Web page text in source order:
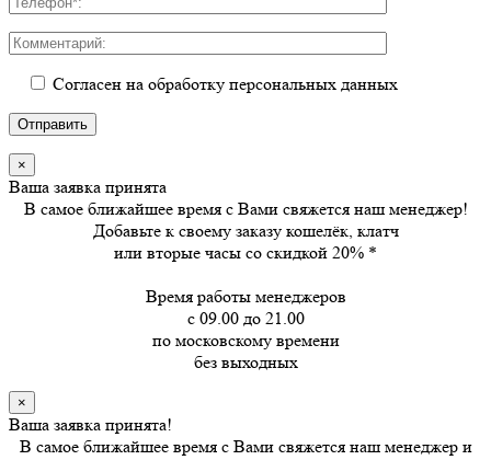
Согласен на обработку персональных данных
×
Ваша заявка принята
В самое ближайшее время с Вами свяжется наш менеджер!
Добавьте к своему заказу кошелёк, клатч
или вторые часы со скидкой 20% *
Время работы менеджеров
с 09.00 до 21.00
по московскому времени
без выходных
×
Ваша заявка принята!
В самое ближайшее время с Вами свяжется наш менеджер и